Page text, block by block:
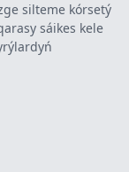
silteme kórsetý
sáikes kele